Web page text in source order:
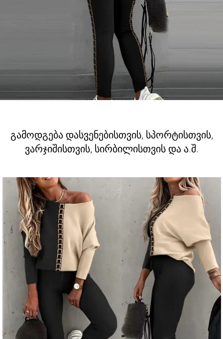
გამოდგება დასვენებისთვის, სპორტისთვის,
ვარჯიშისთვის, სირბილისთვის და ა.შ.